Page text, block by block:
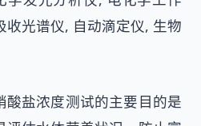
收光谱仪, 自动滴定仪, 生物
酸盐浓度测试的主要目的是